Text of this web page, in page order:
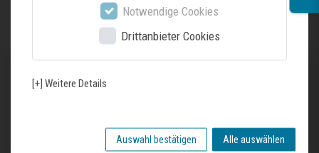
Notwendige Cookies
Drittanbieter Cookies
[+] Weitere Details
Auswahl bestätigen Alle auswählen